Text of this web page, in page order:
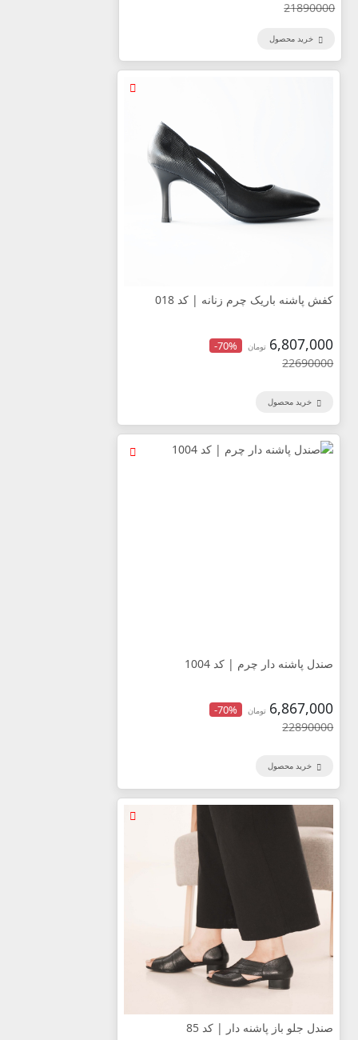
21890000
خرید محصول
کفش پاشنه باریک چرم زنانه | کد 018
6,807,000 تومان -70%
22690000
خرید محصول
صندل پاشنه دار چرم | کد 1004
6,867,000 تومان -70%
22890000
خرید محصول
صندل جلو باز پاشنه دار | کد 85